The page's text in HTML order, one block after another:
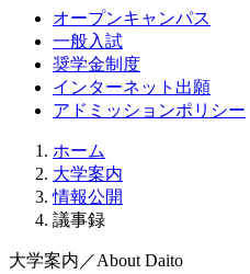
オープンキャンパス
一般入試
奨学金制度
インターネット出願
アドミッションポリシー
ホーム
大学案内
情報公開
議事録
大学案内 ／About Daito